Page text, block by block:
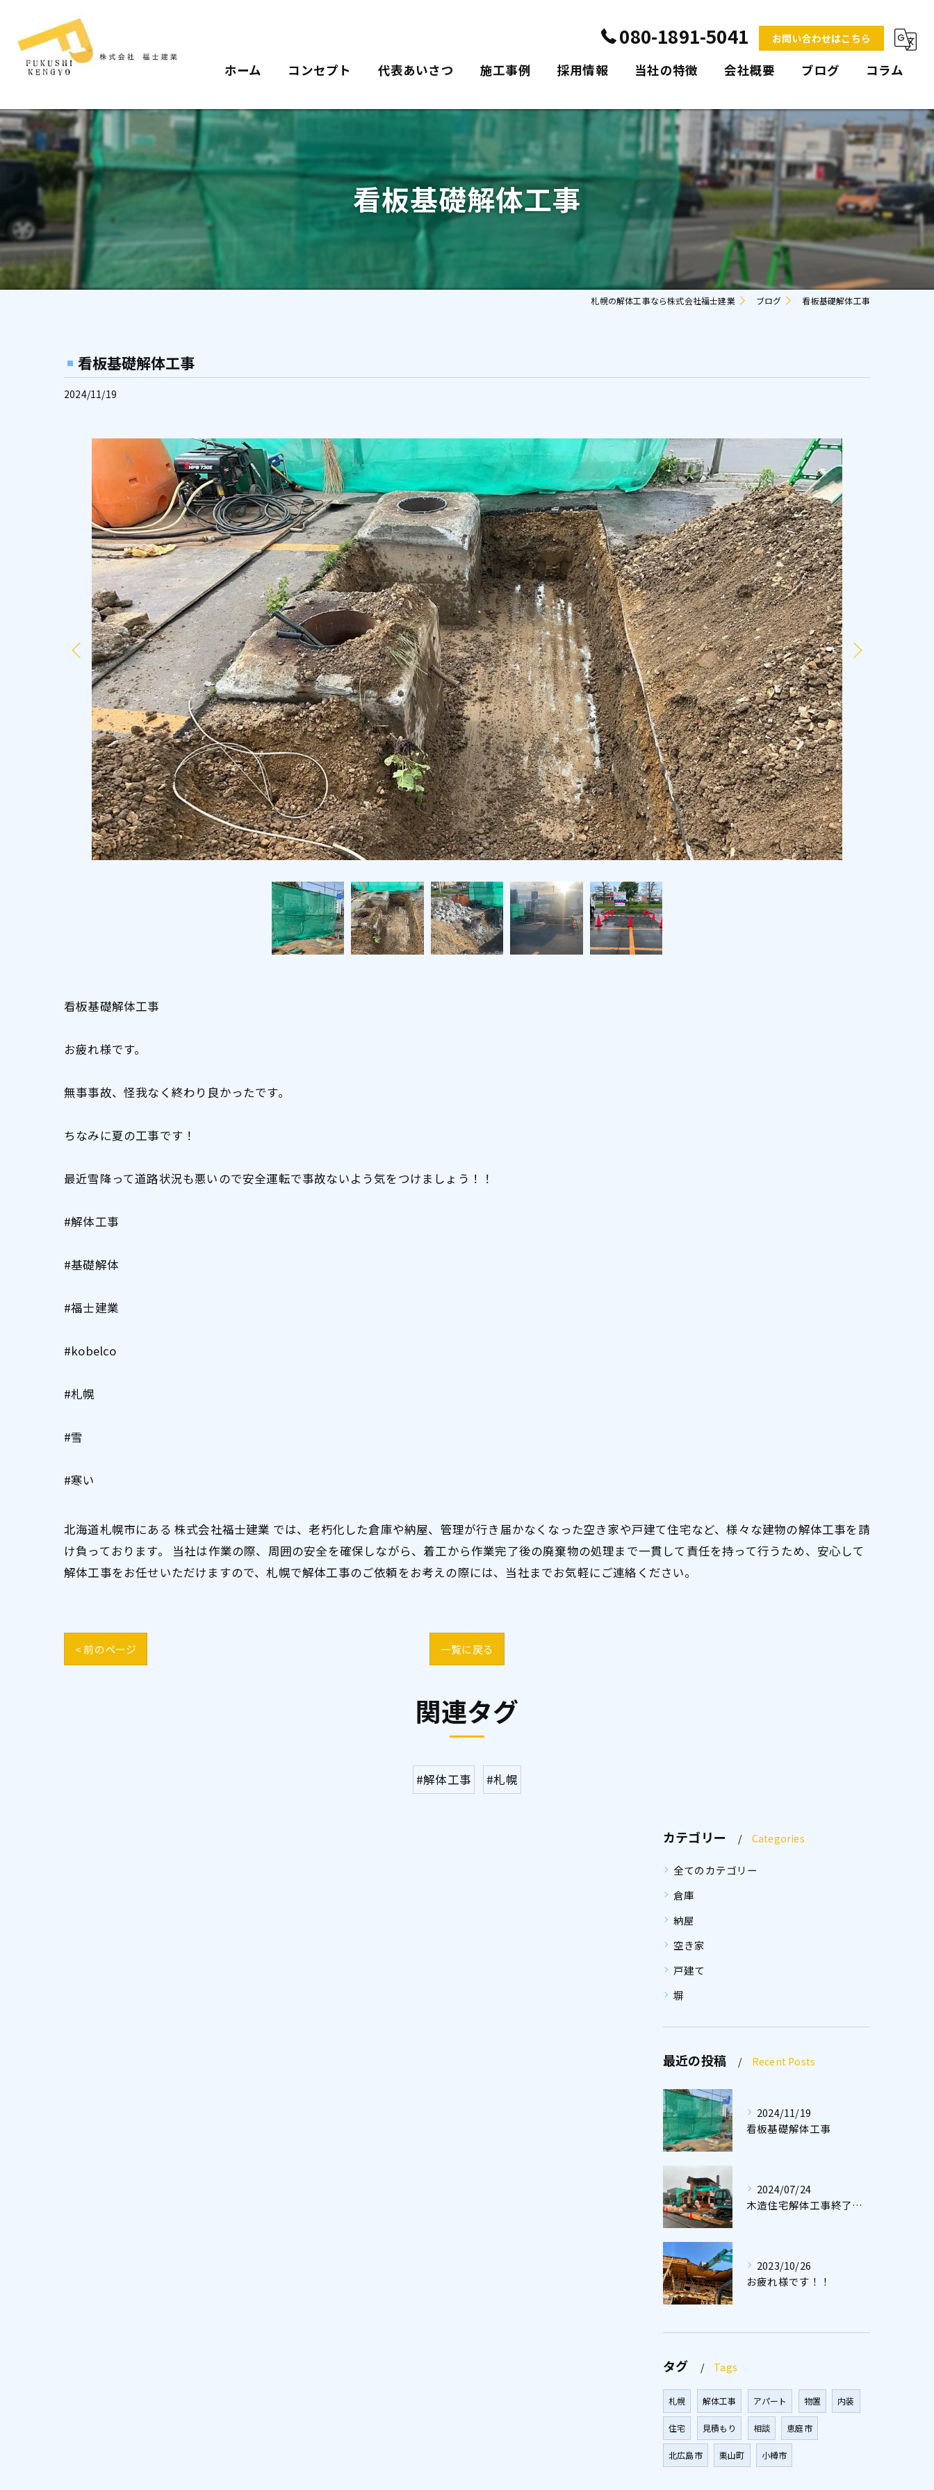
080-1891-5041 お問い合わせはこちら
ホーム コンセプト 代表あいさつ 施工事例 採用情報 当社の特徴
倉庫
納屋
空き家
戸建て
塀
会社概要 ブログ コラム
看板基礎解体工事
札幌の解体工事なら株式会社福士建業 ブログ 看板基礎解体工事
看板基礎解体工事
2024/11/19
看板基礎解体工事
お疲れ様です。
無事事故、怪我なく終わり良かったです。
ちなみに夏の工事です！
最近雪降って道路状況も悪いので安全運転で事故ないよう気をつけましょう！！
#解体工事
#基礎解体
#福士建業
#kobelco
#札幌
#雪
#寒い
北海道札幌市にある 株式会社福士建業 では、老朽化した倉庫や納屋、管理が行き届かなくなった空き家や戸建て住宅など、様々な建物の解体工事を請
け負っております。 当社は作業の際、周囲の安全を確保しながら、着工から作業完了後の廃棄物の処理まで一貫して責任を持って行うため、安心して
解体工事をお任せいただけますので、札幌で解体工事のご依頼をお考えの際には、当社までお気軽にご連絡ください。
< 前のページ 一覧に戻る
関連タグ
#解体工事 #札幌
カテゴリー Categories
全てのカテゴリー
倉庫
納屋
空き家
戸建て
塀
最近の投稿 Recent Posts
2024/11/19
看板基礎解体工事
2024/07/24
木造住宅解体工事終了しました😀
2023/10/26
お疲れ様です！！
タグ Tags
札幌 解体工事 アパート 物置 内装
住宅 見積もり 相談 恵庭市
北広島市 栗山町 小樽市